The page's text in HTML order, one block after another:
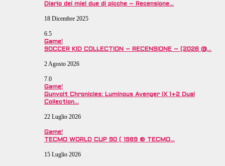
Diario dei miei due di picche – Recensione…
18 Dicembre 2025
6.5
Game!
SOCCER KID COLLECTION – RECENSIONE – (2026 @…
2 Agosto 2026
7.0
Game!
Gunvolt Chronicles: Luminous Avenger iX 1+2 Dual
Collection…
22 Luglio 2026
Game!
TECMO WORLD CUP 90 ( 1989 © TECMO…
15 Luglio 2026